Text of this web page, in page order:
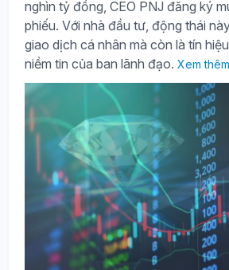
nghìn tỷ đồng, CEO PNJ đăng ký
phiếu. Với nhà đầu tư, động thái
giao dịch cá nhân mà còn là tín
niềm tin của ban lãnh đạo. Xem thêm